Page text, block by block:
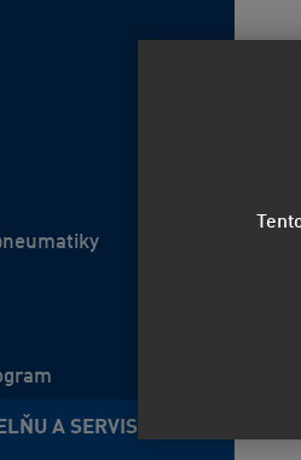
A SERVIS